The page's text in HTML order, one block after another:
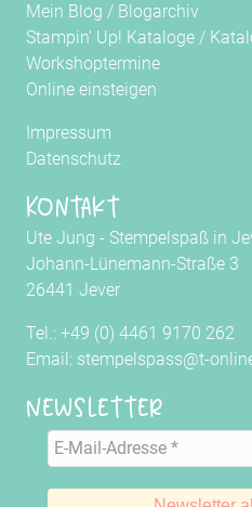
Mein Blog / Blogarchiv
Stampin' Up! Kataloge /
Workshoptermine
Online einsteigen
Impressum
Datenschutz
Kontakt
Ute Jung - Stempelspaß in
Johann-Lünemann-Straße 3
26441 Jever
Tel.: +49 (0) 4461 9170 262
Email: stempelspass@t-
Newsletter